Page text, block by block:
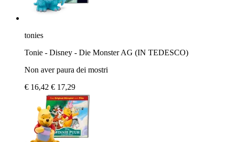
tonies
Tonie - Disney - Die Monster AG (IN TEDESCO)
Non aver paura dei mostri
€ 16,42 € 17,29